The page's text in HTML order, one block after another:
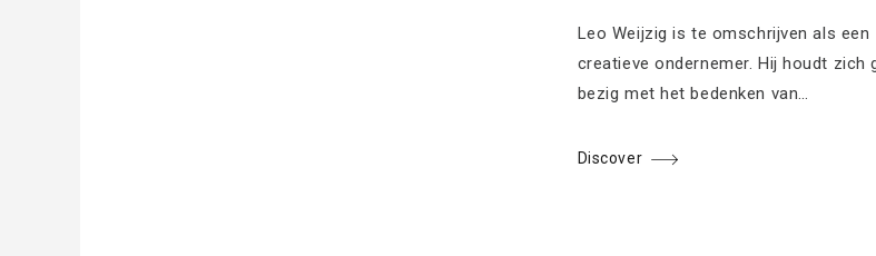
Leo Weijzig is te omschrijven als een
creatieve ondernemer. Hij houdt zich
bezig met het bedenken van…
Discover